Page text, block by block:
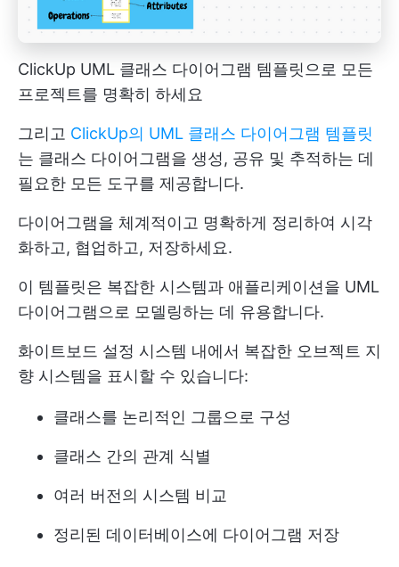
ClickUp UML 클래스 다이어그램 템플릿으로 모든
프로젝트를 명확히 하세요
그리고 ClickUp의 UML 클래스 다이어그램 템플릿
는 클래스 다이어그램을 생성, 공유 및 추적하는 데
필요한 모든 도구를 제공합니다.
다이어그램을 체계적이고 명확하게 정리하여 시각
화하고, 협업하고, 저장하세요.
이 템플릿은 복잡한 시스템과 애플리케이션을 UML
다이어그램으로 모델링하는 데 유용합니다.
화이트보드 설정 시스템 내에서 복잡한 오브젝트 지
향 시스템을 표시할 수 있습니다:
클래스를 논리적인 그룹으로 구성
클래스 간의 관계 식별
여러 버전의 시스템 비교
정리된 데이터베이스에 다이어그램 저장